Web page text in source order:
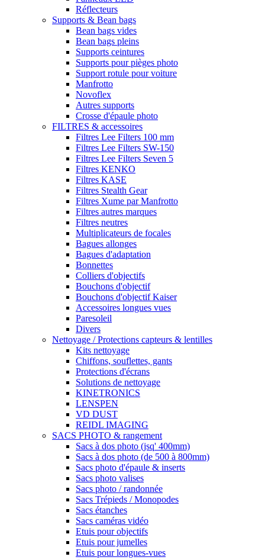
Réflecteurs
Supports & Bean bags
Bean bags vides
Bean bags pleins
Supports ceintures
Supports pour pièges photo
Support rotule pour voiture
Manfrotto
Novoflex
Autres supports
Crosse d'épaule photo
FILTRES & accessoires
Filtres Lee Filters 100 mm
Filtres Lee Filters SW-150
Filtres Lee Filters Seven 5
Filtres KENKO
Filtres KASE
Filtres Stealth Gear
Filtres Xume par Manfrotto
Filtres autres marques
Filtres neutres
Multiplicateurs de focales
Bagues allonges
Bagues d'adaptation
Bonnettes
Colliers d'objectifs
Bouchons d'objectif
Bouchons d'objectif Kaiser
Accessoires longues vues
Paresoleil
Divers
Nettoyage / Protections capteurs & lentilles
Kits nettoyage
Chiffons, souflettes, gants
Protections d'écrans
Solutions de nettoyage
KINETRONICS
LENSPEN
VD DUST
REIDL IMAGING
SACS PHOTO & rangement
Sacs à dos photo (jsq' 400mm)
Sacs à dos photo (de 500 à 800mm)
Sacs photo d'épaule & inserts
Sacs photo valises
Sacs photo / randonnée
Sacs Trépieds / Monopodes
Sacs étanches
Sacs caméras vidéo
Etuis pour objectifs
Etuis pour jumelles
Etuis pour longues-vues